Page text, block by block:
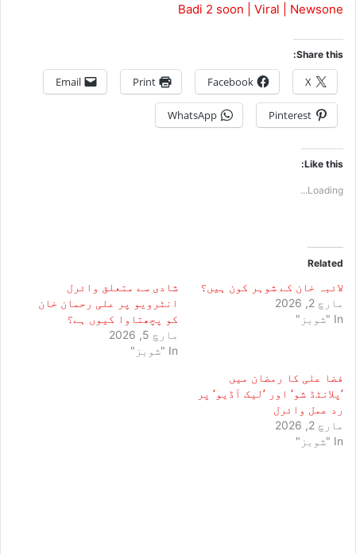
Badi 2 soon | Viral | Newsone
Share this:
X
Facebook
Print
Email
Pinterest
WhatsApp
Like this:
Loading...
Related
لائبہ خان کے شوہر کون ہیں؟
مارچ 2, 2026
In "شوبز"
شادی سے متعلق وائرل
انٹرویو پر علی رحمان خان
کو پچھتاوا کیوں ہے؟
مارچ 5, 2026
In "شوبز"
فضا علی کا رمضان میں
’پلانٹڈ شو‘ اور ’لیک آڈیو‘ پر
رد عمل وائرل
مارچ 2, 2026
In "شوبز"